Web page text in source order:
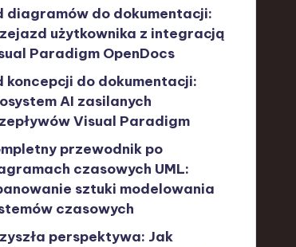
diagramów do dokumentacji:
użytkownika z integracją
Paradigm OpenDocs
koncepcji do dokumentacji:
AI zasilanych
Visual Paradigm
przewodnik po
czasowych UML:
sztuki modelowania
czasowych
perspektywa: Jak